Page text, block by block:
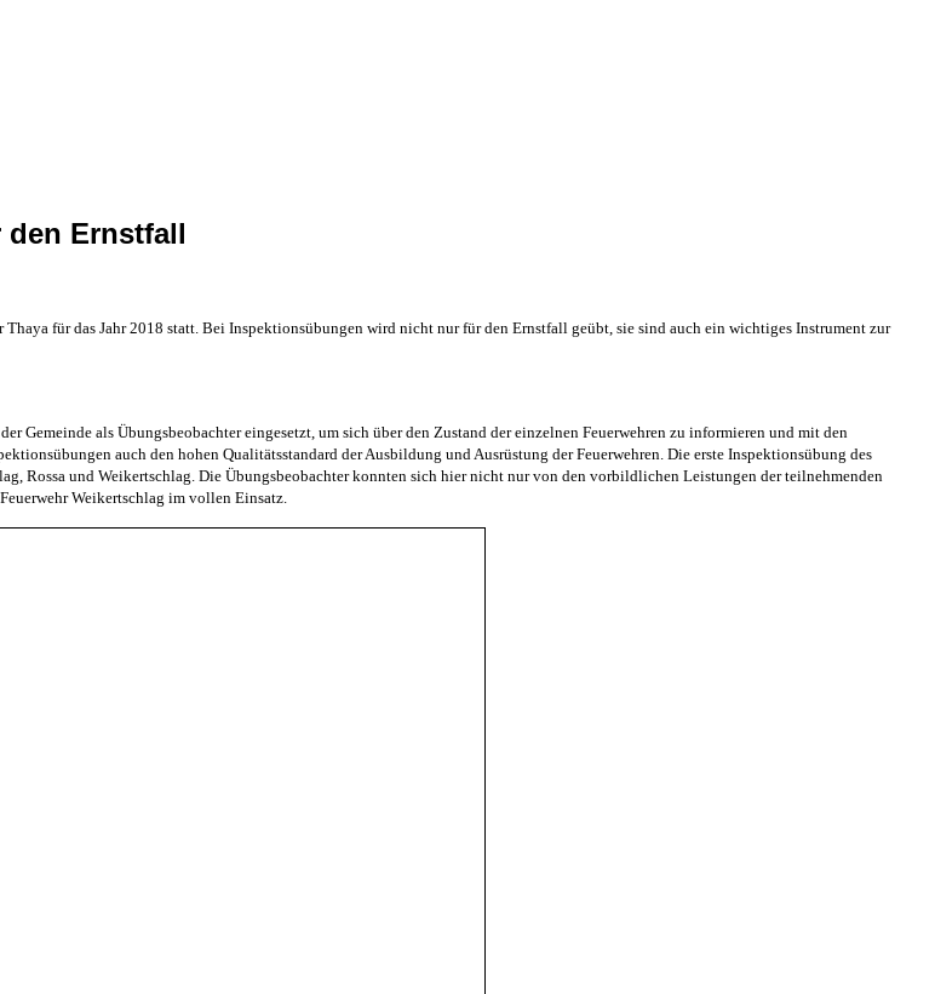
den Ernstfall
Thaya für das Jahr 2018 statt. Bei Inspektionsübungen wird nicht nur für den Ernstfall geübt, sie sind auch ein wichtiges Instrument zur
Gemeinde als Übungsbeobachter eingesetzt, um sich über den Zustand der einzelnen Feuerwehren zu informieren und mit den
auch den hohen Qualitätsstandard der Ausbildung und Ausrüstung der Feuerwehren. Die erste Inspektionsübung des
Rossa und Weikertschlag. Die Übungsbeobachter konnten sich hier nicht nur von den vorbildlichen Leistungen der teilnehmenden
Weikertschlag im vollen Einsatz.